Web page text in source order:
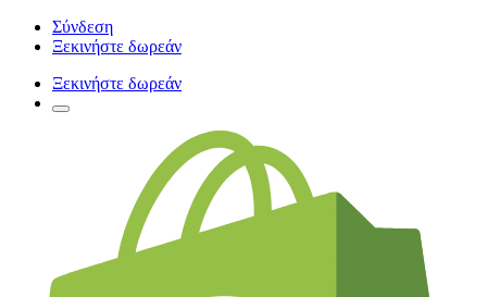
Σύνδεση
Ξεκινήστε δωρεάν
Ξεκινήστε δωρεάν